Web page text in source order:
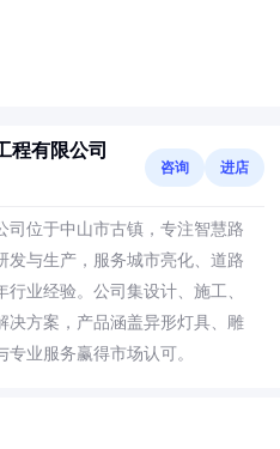
程有限公司
咨询 进店
司位于中山市古镇，专注智慧路
发与生产，服务城市亮化、道路
业经验。公司集设计、施工、
决方案，产品涵盖异形灯具、雕
业服务赢得市场认可。